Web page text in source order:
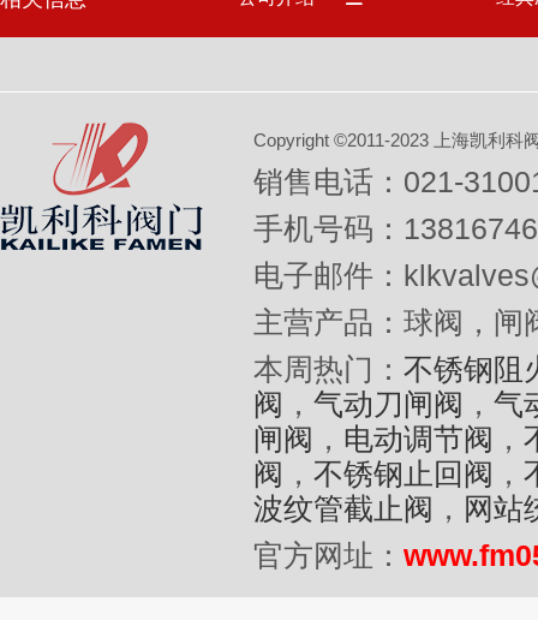
Copyright ©2011-2023 上海凯利科
销售电话：021-
手机号码：
电子邮件：
主营产品：球阀，闸
本周热门： 不锈钢阻
阀 ， 气动刀闸阀 ， 气
闸阀 ， 电动调节阀 ，
阀 ， 不锈钢止回阀 ，
波纹管截止阀 ， 网站
官方网址：